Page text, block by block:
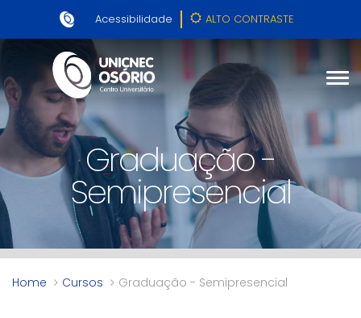
Acessibilidade ALTO CONTRASTE
Graduação -
Semipresencial
Home Cursos Graduação - Semipresencial